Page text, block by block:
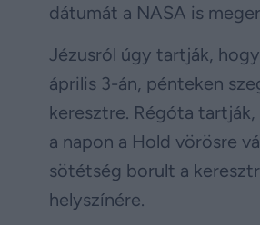
dátumát a NASA is
Jézusról úgy tartják, hogy
április 3-án, pénteken
keresztre. Régóta
a napon a Hold vörösre
sötétség borult a
helyszínére.